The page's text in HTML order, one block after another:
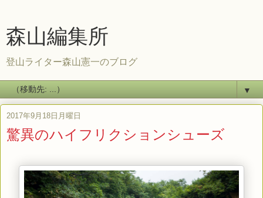
森山編集所
登山ライター森山憲一のブログ
▼
2017年9月18日月曜日
驚異のハイフリクションシューズ